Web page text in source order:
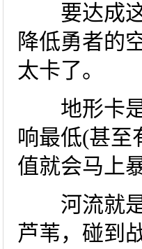
要达成这
降低勇者的
太卡了。
地形卡是
响最低(甚至
值就会马上
河流就是
芦苇，碰到